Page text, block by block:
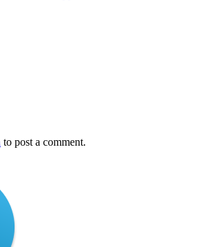
to post a comment.